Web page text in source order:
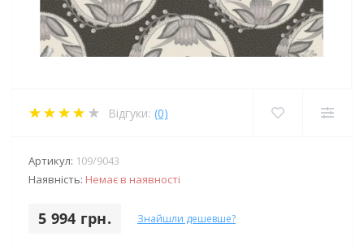
Відгуки: (0)
Артикул: 109/9043
Наявність: Немає в наявності
5 994 грн. Знайшли дешевше?